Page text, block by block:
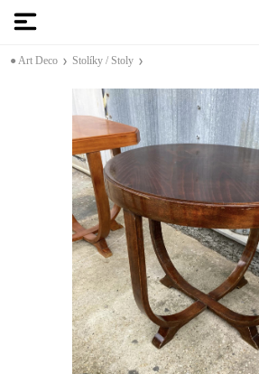
● Art Deco Stolíky / Stoly